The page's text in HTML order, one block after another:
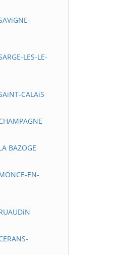
LES-LE-
CALAiS
BAZOGE
EN-